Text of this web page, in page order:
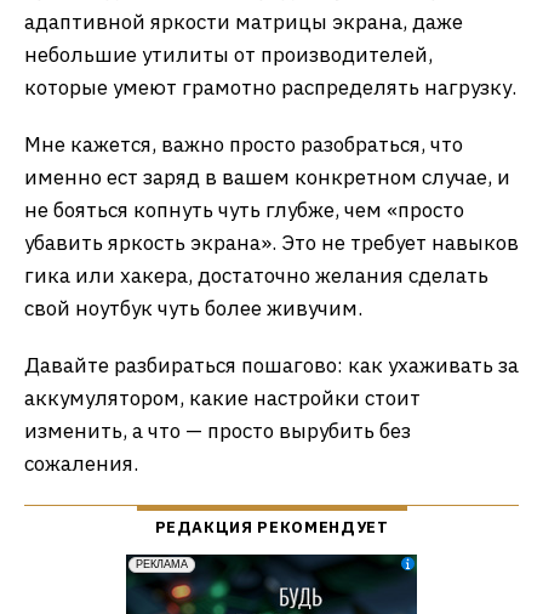
адаптивной яркости матрицы экрана, даже
небольшие утилиты от производителей,
которые умеют грамотно распределять нагрузку.
Мне кажется, важно просто разобраться, что
именно ест заряд в вашем конкретном случае, и
не бояться копнуть чуть глубже, чем «просто
убавить яркость экрана». Это не требует навыков
гика или хакера, достаточно желания сделать
свой ноутбук чуть более живучим.
Давайте разбираться пошагово: как ухаживать за
аккумулятором, какие настройки стоит
изменить, а что — просто вырубить без
сожаления.